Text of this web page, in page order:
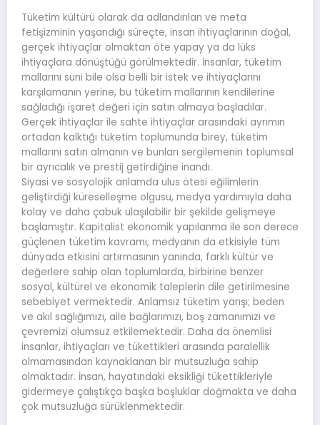
Tüketim kültürü olarak da adlandırılan ve meta
fetişizminin yaşandığı süreçte, insan ihtiyaçlarının doğal,
gerçek ihtiyaçlar olmaktan öte yapay ya da lüks
ihtiyaçlara dönüştüğü görülmektedir. İnsanlar, tüketim
mallarını suni bile olsa belli bir istek ve ihtiyaçlarını
karşılamanın yerine, bu tüketim mallarının kendilerine
sağladığı işaret değeri için satın almaya başladılar.
Gerçek ihtiyaçlar ile sahte ihtiyaçlar arasındaki ayrımın
ortadan kalktığı tüketim toplumunda birey, tüketim
mallarını satın almanın ve bunları sergilemenin toplumsal
bir ayrıcalık ve prestij getirdiğine inandı.
Siyasi ve sosyolojik anlamda ulus ötesi eğilimlerin
geliştirdiği küreselleşme olgusu, medya yardımıyla daha
kolay ve daha çabuk ulaşılabilir bir şekilde gelişmeye
başlamıştır. Kapitalist ekonomik yapılanma ile son derece
güçlenen tüketim kavramı, medyanın da etkisiyle tüm
dünyada etkisini artırmasının yanında, farklı kültür ve
değerlere sahip olan toplumlarda, birbirine benzer
sosyal, kültürel ve ekonomik taleplerin dile getirilmesine
sebebiyet vermektedir. Anlamsız tüketim yarışı; beden
ve akıl sağlığımızı, aile bağlarımızı, boş zamanımızı ve
çevremizi olumsuz etkilemektedir. Daha da önemlisi
insanlar, ihtiyaçları ve tükettikleri arasında paralellik
olmamasından kaynaklanan bir mutsuzluğa sahip
olmaktadır. İnsan, hayatındaki eksikliği tükettikleriyle
gidermeye çalıştıkça başka boşluklar doğmakta ve daha
çok mutsuzluğa sürüklenmektedir.